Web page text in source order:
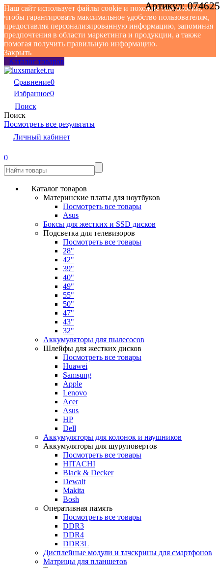
Наш сайт использует файлы cookie и похожие технологии,
чтобы гарантировать максимальное удобство пользователям,
предоставляя персонализированную информацию, запоминая
предпочтения в области маркетинга и продукции, а также
помогая получить правильную информацию.
Закрыть
Каталог товаров
Сравнение0
Избранное0
Поиск
Поиск
Посмотреть все результаты
Личный кабинет
0
Каталог товаров
Материнские платы для ноутбуков
Посмотреть все товары
Asus
Боксы для жестких и SSD дисков
Подсветка для телевизоров
Посмотреть все товары
28"
42"
39"
40"
49"
55"
50"
47"
43"
32"
Аккумуляторы для пылесосов
Шлейфы для жестких дисков
Посмотреть все товары
Huawei
Samsung
Apple
Lenovo
Acer
Asus
HP
Dell
Аккумуляторы для колонок и наушников
Аккумуляторы для шуруповертов
Посмотреть все товары
HITACHI
Black & Decker
Dewalt
Makita
Bosh
Оперативная память
Посмотреть все товары
DDR3
DDR4
DDR3L
Дисплейные модули и тачскрины для смартфонов
Матрицы для планшетов
Артикул:074625
Артикул:074625